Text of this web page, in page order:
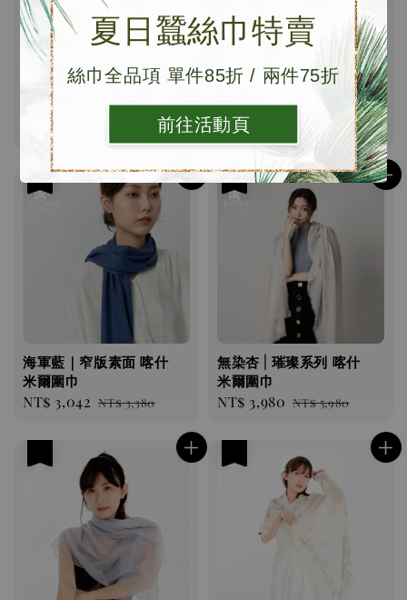
夏日蠶絲巾特賣
絲巾全品項 單件85折 / 兩件75折
前往活動頁
流沙棕 | 針織花擺 喀什
米爾圍巾
Sale
price
NT$ 2,280
Regular
price
森林綠｜窄版素面 喀什
米爾圍巾
Sale
price
NT$ 3,042
Regular
price
NT$ 3,380
海軍藍｜窄版素面 喀什
米爾圍巾
Sale
NT$ 3,042 Regular
NT$ 3,380
無染杏 | 璀璨系列 喀什
米爾圍巾
Sale
NT$ 3,980 Regular
NT$ 5,980